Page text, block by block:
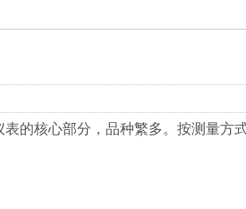
的核心部分，品种繁多。按测量方